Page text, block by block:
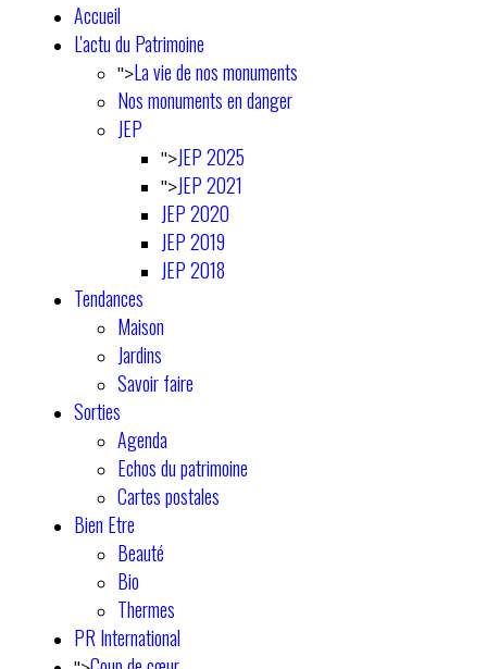
Accueil
L'actu du Patrimoine
">La vie de nos monuments
Nos monuments en danger
JEP
">JEP 2025
">JEP 2021
JEP 2020
JEP 2019
JEP 2018
Tendances
Maison
Jardins
Savoir faire
Sorties
Agenda
Echos du patrimoine
Cartes postales
Bien Etre
Beauté
Bio
Thermes
PR International